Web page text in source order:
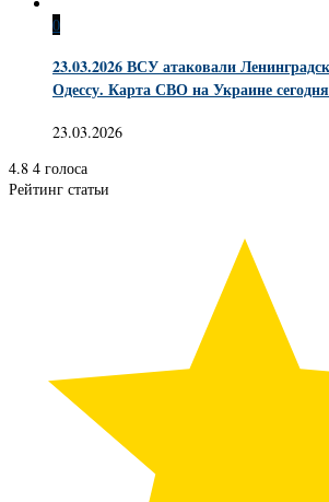
0
23.03.2026 ВСУ атаковали
Одессу. Карта СВО на Украине
23.03.2026
4.8 4 голоса
Рейтинг статьи